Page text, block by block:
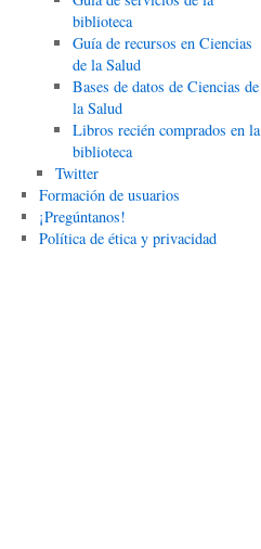
biblioteca
Guía de recursos en Ciencias
de la Salud
Bases de datos de Ciencias de
la Salud
Libros recién comprados en la
biblioteca
Twitter
Formación de usuarios
¡Pregúntanos!
Política de ética y privacidad